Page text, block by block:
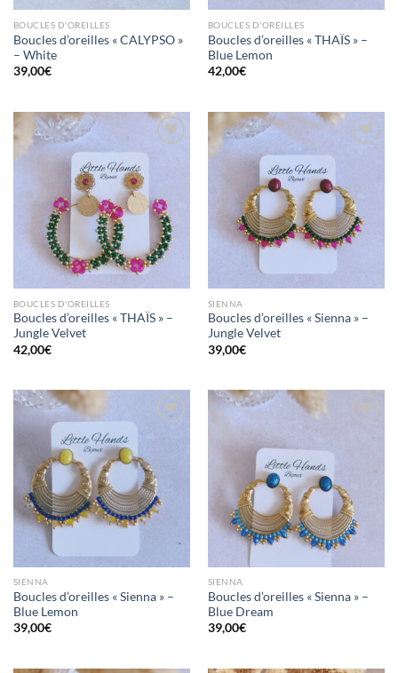
BOUCLES D'OREILLES
Boucles d’oreilles « CALYPSO »
– White
39,00€
BOUCLES D'OREILLES
Boucles d’oreilles « THAÏS » –
Blue Lemon
42,00€
en
favoris
BOUCLES D'OREILLES
Boucles d’oreilles « THAÏS » –
Jungle Velvet
42,00€
Mettre
en
favoris
SIENNA
Boucles d’oreilles « Sienna » –
Jungle Velvet
39,00€
Mettre
favoris
SIENNA
Boucles d’oreilles « Sienna » –
Blue Lemon
39,00€
favoris
SIENNA
Boucles d’oreilles « Sienna » –
Blue Dream
39,00€